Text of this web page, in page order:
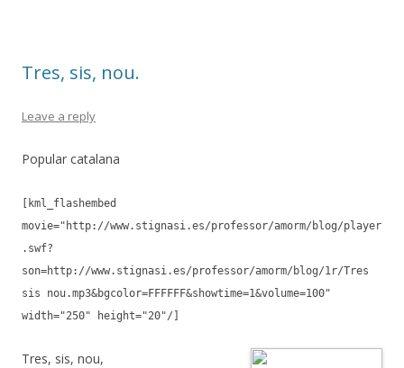
k ix
Tres, sis, nou.
Leave a reply
Popular catalana
[kml_flashembed
movie="http://www.stignasi.es/professor/amorm/blog/player
.swf?
son=http://www.stignasi.es/professor/amorm/blog/1r/Tres
sis nou.mp3&bgcolor=FFFFFF&showtime=1&volume=100"
width="250" height="20"/]
Tres, sis, nou,